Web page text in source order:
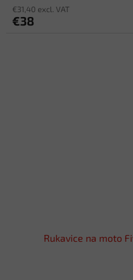
€31,40 excl. VAT
€38
Rukavice na moto